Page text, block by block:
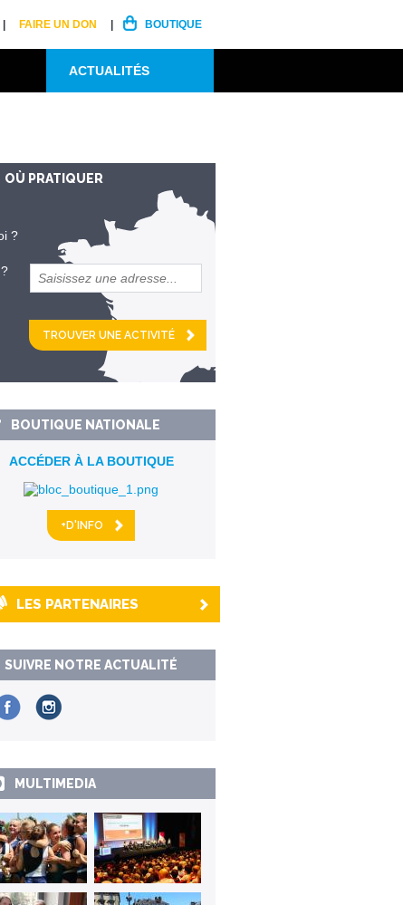
FAIRE UN DON BOUTIQUE
ACTUALITÉS
OÙ PRATIQUER
?
et
km alentour
BOUTIQUE NATIONALE
ACCÉDER À LA BOUTIQUE
+D'INFO
LES PARTENAIRES
SUIVRE NOTRE ACTUALITÉ
MULTIMEDIA